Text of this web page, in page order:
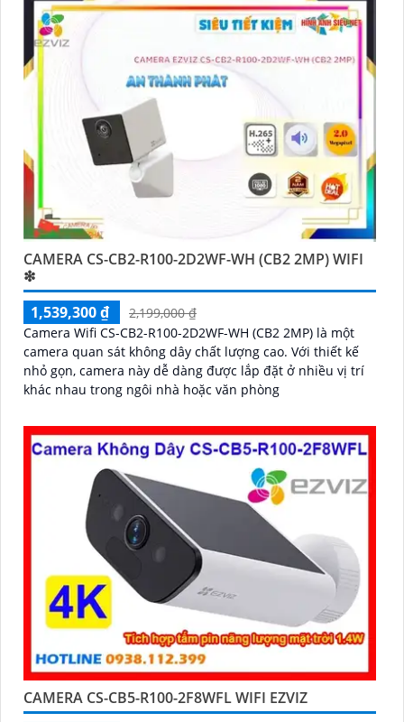
bằng còi và đèn chớp phù hợp cho công trình kho hàng,
nhà xưởng công trình
CAMERA CS-CB2-R100-2D2WF-WH (CB2 2MP) WIFI
❇
1,539,300 ₫
2,199,000 ₫
Camera Wifi CS-CB2-R100-2D2WF-WH (CB2 2MP) là một
camera quan sát không dây chất lượng cao. Với thiết kế
nhỏ gọn, camera này dễ dàng được lắp đặt ở nhiều vị trí
khác nhau trong ngôi nhà hoặc văn phòng
CAMERA CS-CB5-R100-2F8WFL WIFI EZVIZ